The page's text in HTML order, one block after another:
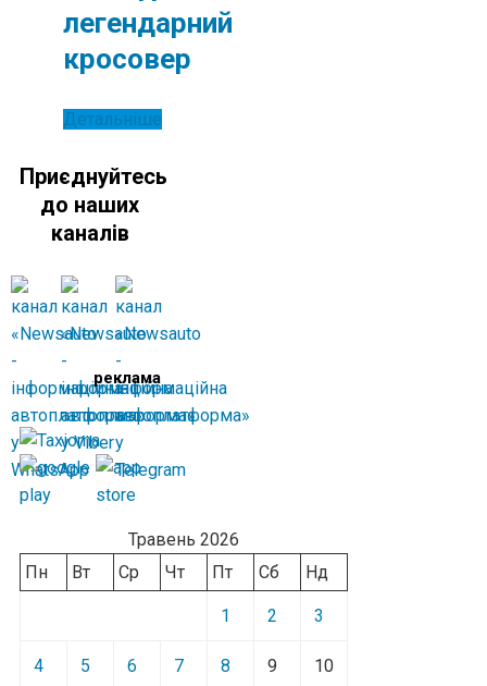
легендарний
кросовер
Детальніше
Приєднуйтесь
до наших
каналів
реклама
Травень 2026
Пн
Вт Ср Чт Пт Сб Нд
1 2 3
4 5 6 7 8 9 10